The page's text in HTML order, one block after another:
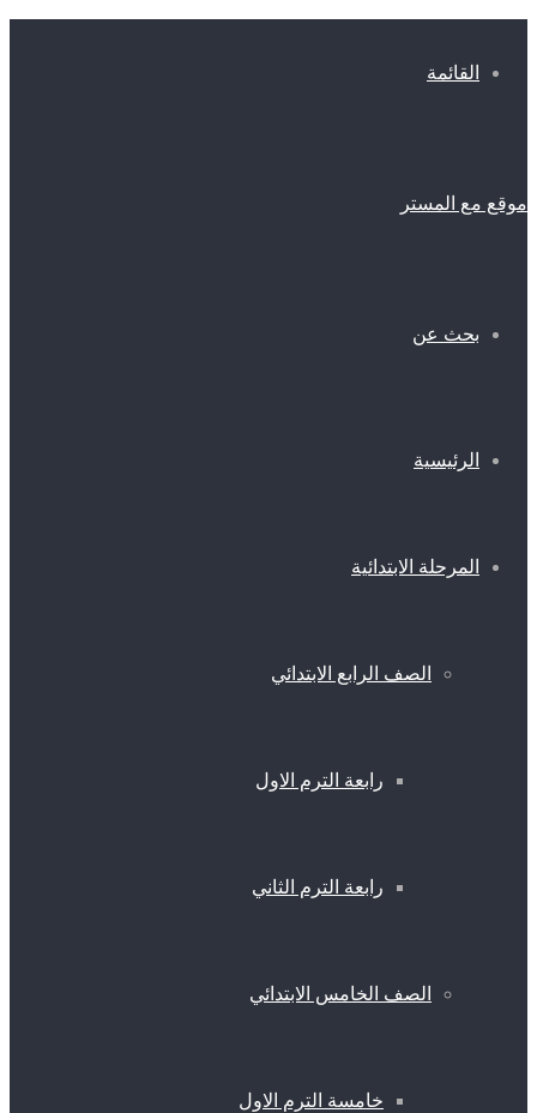
القائمة
موقع مع المستر
بحث عن
الرئيسية
المرحلة الابتدائية
الصف الرابع الابتدائي
رابعة الترم الاول
رابعة الترم الثاني
الصف الخامس الابتدائي
خامسة الترم الاول